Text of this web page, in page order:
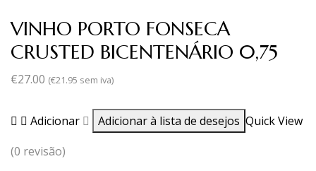
VINHO PORTO FONSECA
CRUSTED BICENTENÁRIO 0,75
€27.00 (€21.95 sem iva)
Adicionar Adicionar à lista de desejos Quick View
(0 revisão)